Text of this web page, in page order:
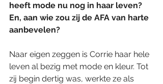
heeft mode nu nog in haar leven?
En, aan wie zou zij de AFA van harte
aanbevelen?
Naar eigen zeggen is Corrie haar hele
leven al bezig met mode en kleur. Tot
zij begin dertig was, werkte ze als